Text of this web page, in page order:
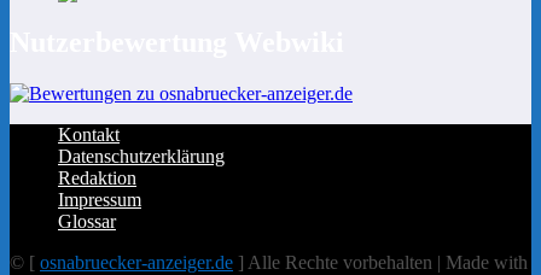
Kontakt
Datenschutzerklärung
Redaktion
Impressum
Glossar
© [ osnabruecker-anzeiger.de ] Alle Rechte vorbehalten | Made with